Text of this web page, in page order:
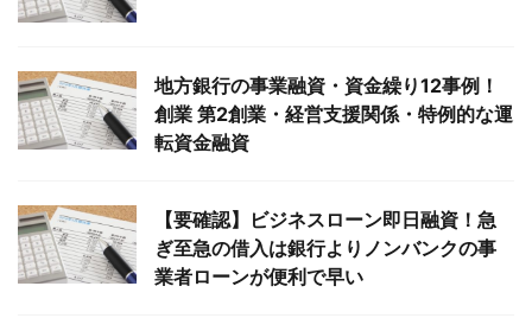
地方銀行の事業融資・資金繰り12事例！
創業 第2創業・経営支援関係・特例的な運
転資金融資
【要確認】ビジネスローン即日融資！急
ぎ至急の借入は銀行よりノンバンクの事
業者ローンが便利で早い